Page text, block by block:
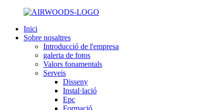
Inici
Sobre nosaltres
Introducció de l'empresa
galeria de fotos
Valors fonamentals
Serveis
Disseny
Instal·lació
Epc
Formació